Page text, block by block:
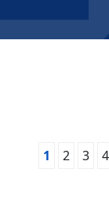
1 2 3 4